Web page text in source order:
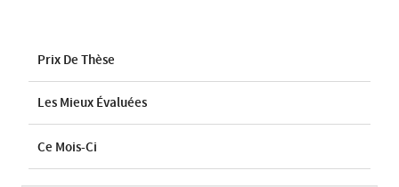
Prix De Thèse
Les Mieux Évaluées
Ce Mois-Ci